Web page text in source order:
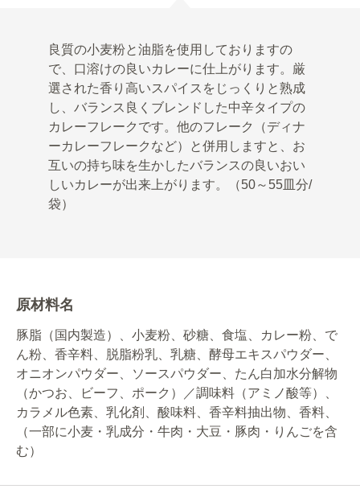
良質の小麦粉と油脂を使用しておりますの
で、口溶けの良いカレーに仕上がります。厳
選された香り高いスパイスをじっくりと熟成
し、バランス良くブレンドした中辛タイプの
カレーフレークです。他のフレーク（ディナ
ーカレーフレークなど）と併用しますと、お
互いの持ち味を生かしたバランスの良いおい
しいカレーが出来上がります。（50～55皿分/
袋）
原材料名
豚脂（国内製造）、小麦粉、砂糖、食塩、カレー粉、で
ん粉、香辛料、脱脂粉乳、乳糖、酵母エキスパウダー、
オニオンパウダー、ソースパウダー、たん白加水分解物
（かつお、ビーフ、ポーク）／調味料（アミノ酸等）、
カラメル色素、乳化剤、酸味料、香辛料抽出物、香料、
（一部に小麦・乳成分・牛肉・大豆・豚肉・りんごを含
む）